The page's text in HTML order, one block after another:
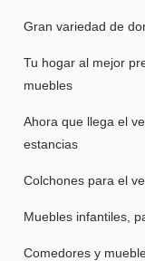
Gran variedad de
Tu hogar al mejor
muebles
Ahora que llega el
estancias
Colchones para el
Muebles infantiles,
Comedores y